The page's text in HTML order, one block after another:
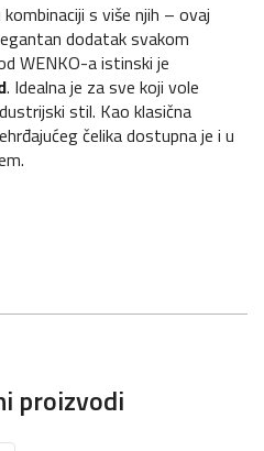
s više njih – ovaj
dodatak svakom
WENKO-a istinski je
. Idealna je za sve koji vole
stil. Kao klasična
čelika dostupna je i u
proizvodi